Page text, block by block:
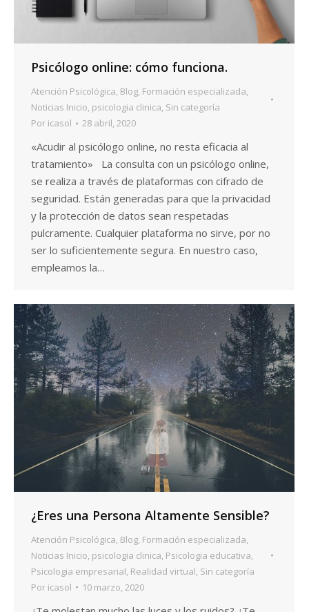
Psicólogo online: cómo funciona.
Atención Psicológica, Blog, Formación especializada,
Noticias Inicio, psicologia clinica, Sin categoría
Por icasol 28 abril, 2020
«Acudir al psicólogo online, no resta eficacia al
tratamiento» La consulta con un psicólogo online,
se realiza a través de plataformas con cifrado de
seguridad. Están generadas para que la privacidad
y la protección de datos sean respetadas
pulcramente. Cualquier plataforma no sirve, por no
ser lo suficientemente segura. En nuestro caso,
empleamos la…
¿Eres una Persona Altamente Sensible?
Atención Psicológica, Blog, Formación especializada,
Noticias Inicio, psicologia clinica, Psicologia educativa,
Psicologia empresarial, Realidad virtual, Sin categoría
Por icasol 10 marzo, 2020